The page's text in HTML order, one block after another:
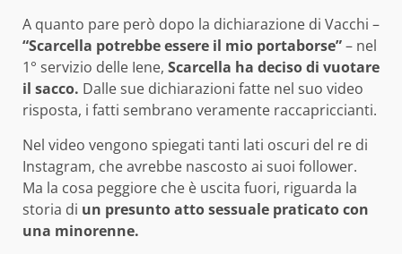
A quanto pare però dopo la dichiarazione di Vacchi –
“Scarcella potrebbe essere il mio portaborse”– nel
1° servizio delle Iene, Scarcella ha deciso di vuotare
il sacco. Dalle sue dichiarazioni fatte nel suo video
risposta, i fatti sembrano veramente raccapriccianti.
Nel video vengono spiegati tanti lati oscuri del re di
Instagram, che avrebbe nascosto ai suoi follower.
Ma la cosa peggiore che è uscita fuori, riguarda la
storia di un presunto atto sessuale praticato con
una minorenne.